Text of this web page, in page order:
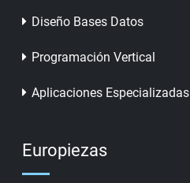
Diseño Bases Datos
Programación Vertical
Aplicaciones Especializadas
Europiezas